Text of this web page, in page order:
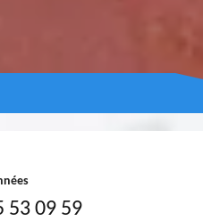
53 09 59